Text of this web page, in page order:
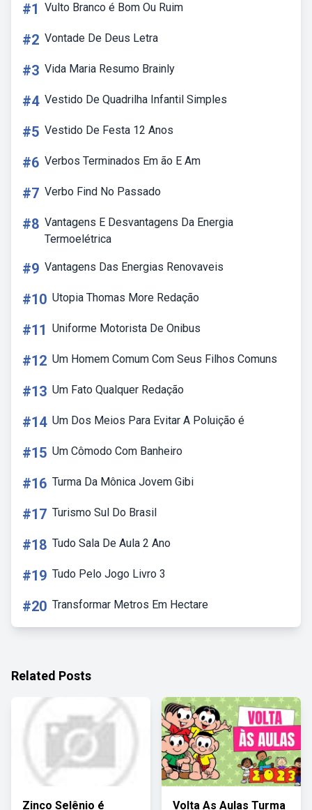
#1 Vulto Branco é Bom Ou Ruim
#2 Vontade De Deus Letra
#3 Vida Maria Resumo Brainly
#4 Vestido De Quadrilha Infantil Simples
#5 Vestido De Festa 12 Anos
#6 Verbos Terminados Em ão E Am
#7 Verbo Find No Passado
#8 Vantagens E Desvantagens Da Energia
Termoelétrica
#9 Vantagens Das Energias Renovaveis
#10 Utopia Thomas More Redação
#11 Uniforme Motorista De Onibus
#12 Um Homem Comum Com Seus Filhos Comuns
#13 Um Fato Qualquer Redação
#14 Um Dos Meios Para Evitar A Poluição é
#15 Um Cômodo Com Banheiro
#16 Turma Da Mônica Jovem Gibi
#17 Turismo Sul Do Brasil
#18 Tudo Sala De Aula 2 Ano
#19 Tudo Pelo Jogo Livro 3
#20 Transformar Metros Em Hectare
Related Posts
Zinco Selênio é Volta As Aulas Turma